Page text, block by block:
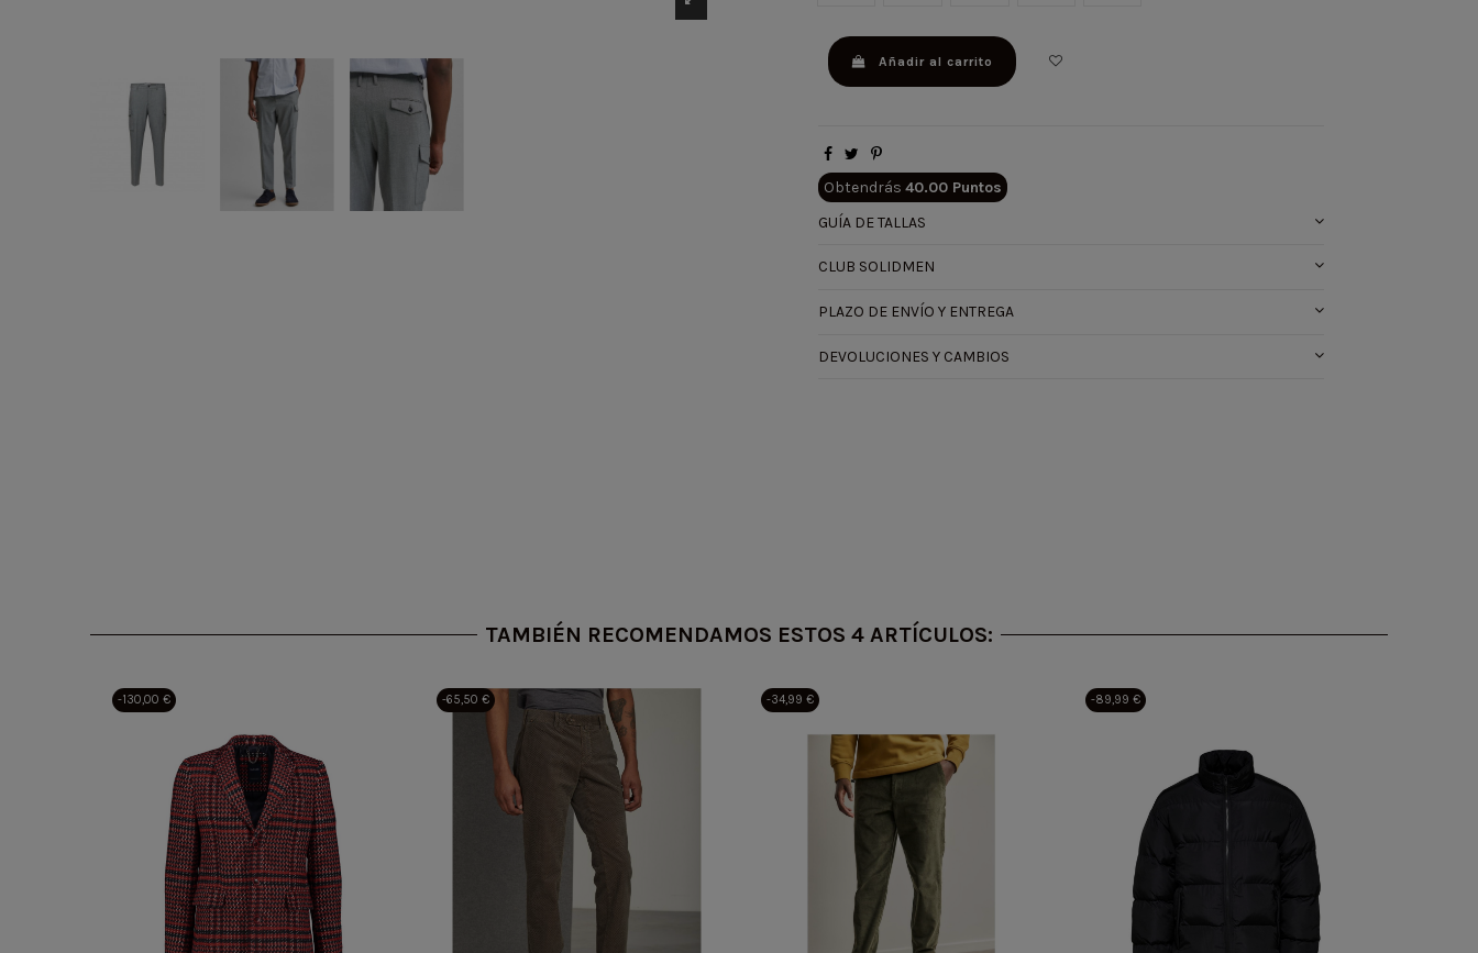
Añadir al carrito
Obtendrás40.00 Puntos
GUÍA DE TALLAS
CLUB SOLIDMEN
PLAZO DE ENVÍO Y ENTREGA
DEVOLUCIONES Y CAMBIOS
TAMBIÉN RECOMENDAMOS ESTOS 4 ARTÍCULOS:
-130,00 € -65,50 € -34,99 € -89,99 €